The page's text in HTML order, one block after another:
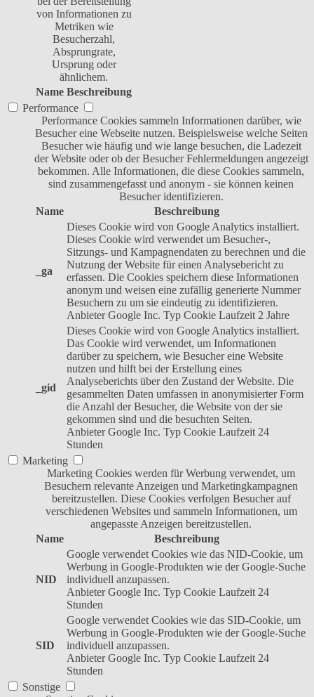
von Informationen zu
Metriken wie
Besucherzahl,
Absprungrate,
Ursprung oder
ähnlichem.
Name Beschreibung
Performance
Performance Cookies sammeln Informationen darüber, wie
Besucher eine Webseite nutzen. Beispielsweise welche Seiten
Besucher wie häufig und wie lange besuchen, die Ladezeit
der Website oder ob der Besucher Fehlermeldungen angezeigt
bekommen. Alle Informationen, die diese Cookies sammeln,
sind zusammengefasst und anonym - sie können keinen
Besucher identifizieren.
Name
Beschreibung
_ga
Dieses Cookie wird von Google Analytics installiert.
Dieses Cookie wird verwendet um Besucher-,
Sitzungs- und Kampagnendaten zu berechnen und die
Nutzung der Website für einen Analysebericht zu
erfassen. Die Cookies speichern diese Informationen
anonym und weisen eine zufällig generierte Nummer
Besuchern zu um sie eindeutig zu identifizieren.
Anbieter Google Inc. Typ Cookie Laufzeit 2 Jahre
_gid
Dieses Cookie wird von Google Analytics installiert.
Das Cookie wird verwendet, um Informationen
darüber zu speichern, wie Besucher eine Website
nutzen und hilft bei der Erstellung eines
Analyseberichts über den Zustand der Website. Die
gesammelten Daten umfassen in anonymisierter Form
die Anzahl der Besucher, die Website von der sie
gekommen sind und die besuchten Seiten.
Anbieter Google Inc. Typ Cookie Laufzeit 24
Stunden
Marketing
Marketing Cookies werden für Werbung verwendet, um
Besuchern relevante Anzeigen und Marketingkampagnen
bereitzustellen. Diese Cookies verfolgen Besucher auf
verschiedenen Websites und sammeln Informationen, um
angepasste Anzeigen bereitzustellen.
Name
Beschreibung
NID
Google verwendet Cookies wie das NID-Cookie, um
Werbung in Google-Produkten wie der Google-Suche
individuell anzupassen.
Anbieter Google Inc. Typ Cookie Laufzeit 24
Stunden
SID
Google verwendet Cookies wie das SID-Cookie, um
Werbung in Google-Produkten wie der Google-Suche
individuell anzupassen.
Anbieter Google Inc. Typ Cookie Laufzeit 24
Stunden
Sonstige